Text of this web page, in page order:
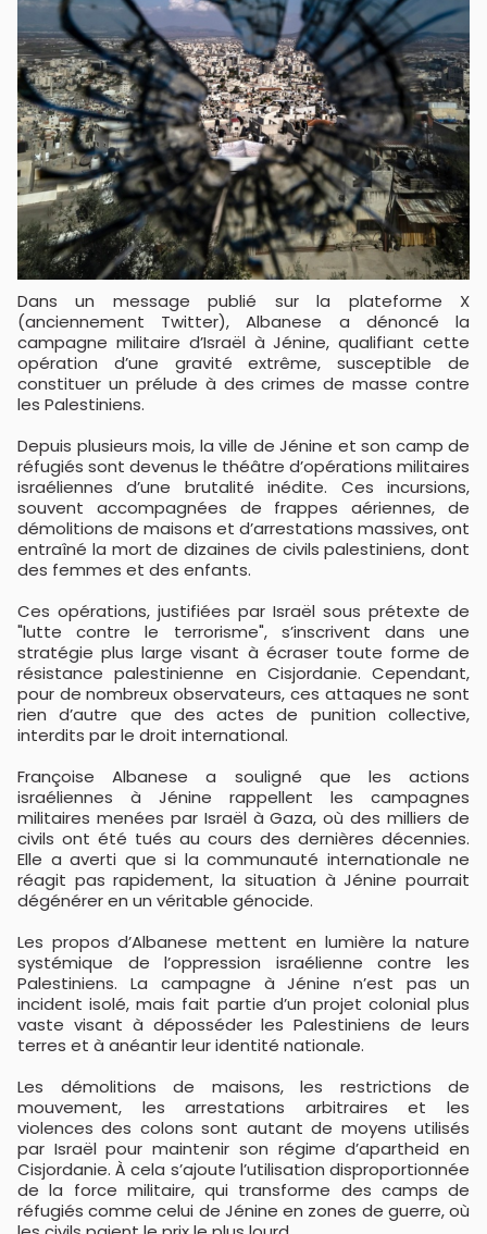
Dans un message publié sur la plateforme X
(anciennement Twitter), Albanese a dénoncé la
campagne militaire d’Israël à Jénine, qualifiant cette
opération d’une gravité extrême, susceptible de
constituer un prélude à des crimes de masse contre
les Palestiniens.
Depuis plusieurs mois, la ville de Jénine et son camp de
réfugiés sont devenus le théâtre d’opérations militaires
israéliennes d’une brutalité inédite. Ces incursions,
souvent accompagnées de frappes aériennes, de
démolitions de maisons et d’arrestations massives, ont
entraîné la mort de dizaines de civils palestiniens, dont
des femmes et des enfants.
Ces opérations, justifiées par Israël sous prétexte de
"lutte contre le terrorisme", s’inscrivent dans une
stratégie plus large visant à écraser toute forme de
résistance palestinienne en Cisjordanie. Cependant,
pour de nombreux observateurs, ces attaques ne sont
rien d’autre que des actes de punition collective,
interdits par le droit international.
Françoise Albanese a souligné que les actions
israéliennes à Jénine rappellent les campagnes
militaires menées par Israël à Gaza, où des milliers de
civils ont été tués au cours des dernières décennies.
Elle a averti que si la communauté internationale ne
réagit pas rapidement, la situation à Jénine pourrait
dégénérer en un véritable génocide.
Les propos d’Albanese mettent en lumière la nature
systémique de l’oppression israélienne contre les
Palestiniens. La campagne à Jénine n’est pas un
incident isolé, mais fait partie d’un projet colonial plus
vaste visant à déposséder les Palestiniens de leurs
terres et à anéantir leur identité nationale.
Les démolitions de maisons, les restrictions de
mouvement, les arrestations arbitraires et les
violences des colons sont autant de moyens utilisés
par Israël pour maintenir son régime d’apartheid en
Cisjordanie. À cela s’ajoute l’utilisation disproportionnée
de la force militaire, qui transforme des camps de
réfugiés comme celui de Jénine en zones de guerre, où